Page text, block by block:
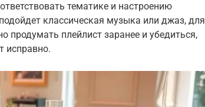
тематике и настроению
классическая музыка или джаз, для
продумать плейлист заранее и убедиться,
исправно.